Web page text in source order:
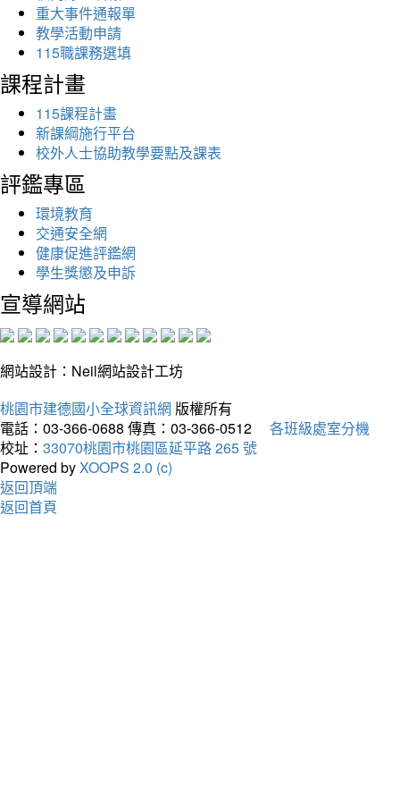
重大事件通報單
教學活動申請
115職課務選填
課程計畫
115課程計畫
新課綱施行平台
校外人士協助教學要點及課表
評鑑專區
環境教育
交通安全網
健康促進評鑑網
學生獎懲及申訴
宣導網站
網站設計：Neil網站設計工坊
桃園市建德國小全球資訊網 版權所有
電話：03-366-0688 傳真：03-366-0512
各班級處室分機
校址： 33070桃園市桃園區延平路 265 號
Powered byXOOPS 2.0 (c)
返回頂端
返回首頁